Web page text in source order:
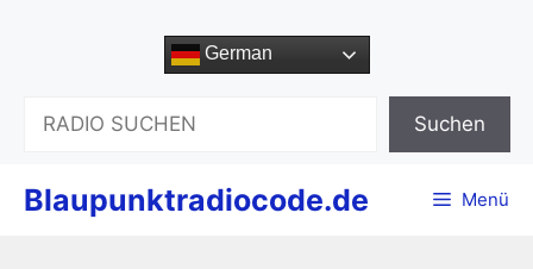
German
Suchen
Blaupunktradiocode.de Menü